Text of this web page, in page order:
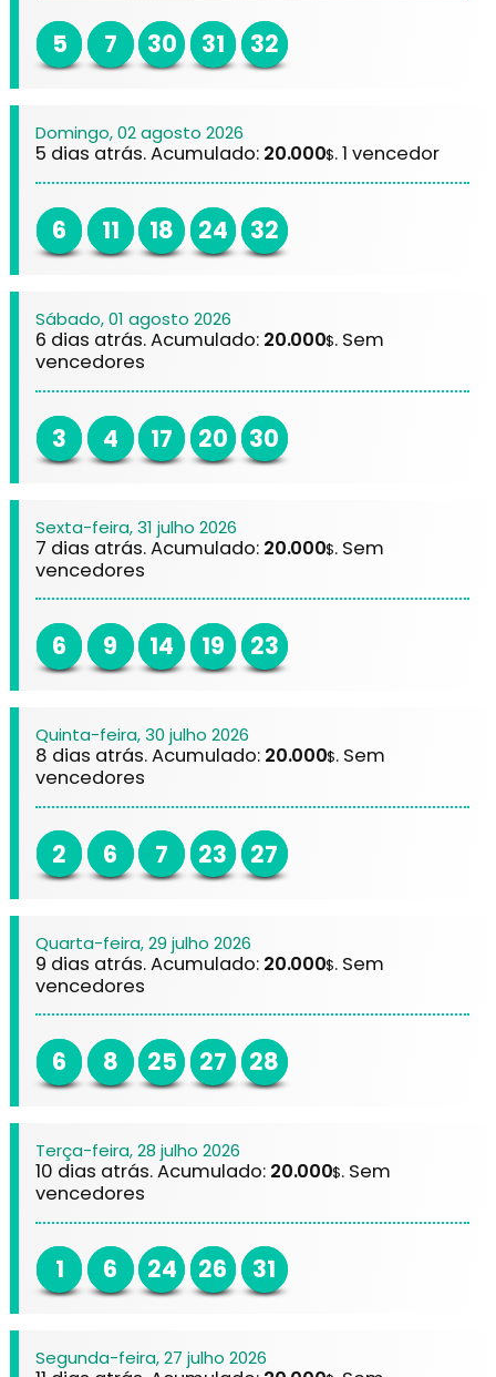
5 7 30 31 32
Domingo, 02 agosto 2026
5 dias atrás. Acumulado: 20.000$. 1 vencedor
6 11 18 24 32
Sábado, 01 agosto 2026
6 dias atrás. Acumulado: 20.000$. Sem
vencedores
3 4 17 20 30
Sexta-feira, 31 julho 2026
7 dias atrás. Acumulado: 20.000$. Sem
vencedores
6 9 14 19 23
Quinta-feira, 30 julho 2026
8 dias atrás. Acumulado: 20.000$. Sem
vencedores
2 6 7 23 27
Quarta-feira, 29 julho 2026
9 dias atrás. Acumulado: 20.000$. Sem
vencedores
6 8 25 27 28
Terça-feira, 28 julho 2026
10 dias atrás. Acumulado: 20.000$. Sem
vencedores
1 6 24 26 31
Segunda-feira, 27 julho 2026